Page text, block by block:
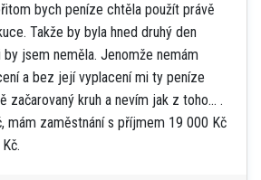
bych peníze chtěla použít právě
Takže by byla hned druhý den
jsem neměla. Jenomže nemám
a bez její vyplacení mi ty peníze
začarovaný kruh a nevím jak z toho... .
mám zaměstnání s příjmem 19 000 Kč